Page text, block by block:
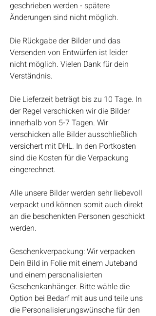
geschrieben werden - spätere
Änderungen sind nicht möglich.
Die Rückgabe der Bilder und das
Versenden von Entwürfen ist leider
nicht möglich. Vielen Dank für dein
Verständnis.
Die Lieferzeit beträgt bis zu 10 Tage. In
der Regel verschicken wir die Bilder
innerhalb von 5-7 Tagen. Wir
verschicken alle Bilder ausschließlich
versichert mit DHL. In den Portkosten
sind die Kosten für die Verpackung
eingerechnet.
Alle unsere Bilder werden sehr liebevoll
verpackt und können somit auch direkt
an die beschenkten Personen geschickt
werden.
Geschenkverpackung: Wir verpacken
Dein Bild in Folie mit einem Juteband
und einem personalisierten
Geschenkanhänger. Bitte wähle die
Option bei Bedarf mit aus und teile uns
die Personalisierungswünsche für den